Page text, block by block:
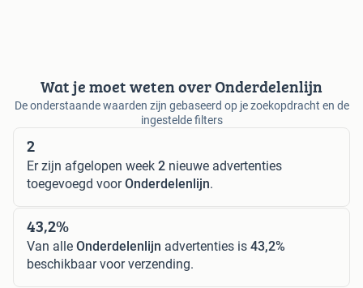
Wat je moet weten over Onderdelenlijn
De onderstaande waarden zijn gebaseerd op je zoekopdracht en de
ingestelde filters
2
Er zijn afgelopen week 2 nieuwe advertenties
toegevoegd voorOnderdelenlijn.
43,2%
Van alle Onderdelenlijn advertenties is 43,2%
beschikbaar voor verzending.